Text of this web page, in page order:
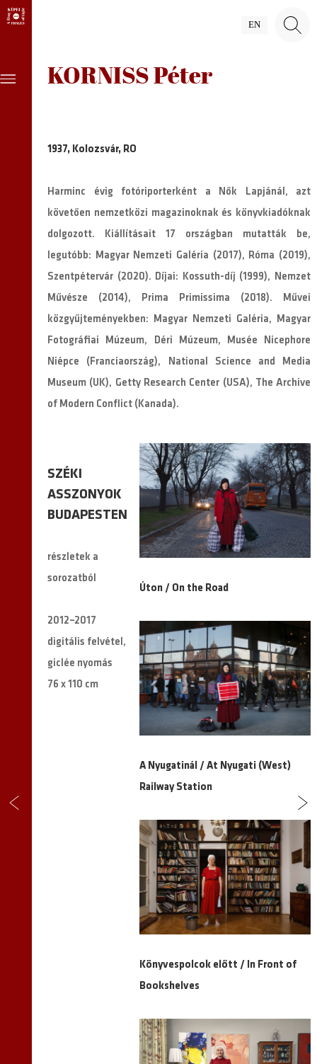
EN
KORNISS Péter
1937, Kolozsvár, RO
Harminc évig fotóriporterként a Nők Lapjánál, azt
követően nemzetközi magazinoknak és könyvkiadóknak
dolgozott. Kiállításait 17 országban mutatták be,
legutóbb: Magyar Nemzeti Galéria (2017), Róma (2019),
Szentpétervár (2020). Díjai: Kossuth-díj (1999), Nemzet
Művésze (2014), Prima Primissima (2018). Művei
közgyűjteményekben: Magyar Nemzeti Galéria, Magyar
Fotográfiai Múzeum, Déri Múzeum, Musée Nicephore
Niépce (Franciaország), National Science and Media
Museum (UK), Getty Research Center (USA), The Archive
of Modern Conflict (Kanada).
SZÉKI
ASSZONYOK
BUDAPESTEN
részletek a
sorozatból
2012–2017
digitális felvétel,
giclée nyomás
76 x 110 cm
Úton / On the Road
A Nyugatinál / At Nyugati (West)
Railway Station
Könyvespolcok előtt / In Front of
Bookshelves